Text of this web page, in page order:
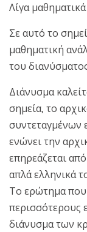
Λίγα
Σε αυτό το
μαθηματική
του
Διάνυσμα
σημεία, το
συντεταγμένων
ενώνει την
επηρεάζεται
απλά ελληνικά
Το ερώτημα που
περισσότερους
διάνυσμα των